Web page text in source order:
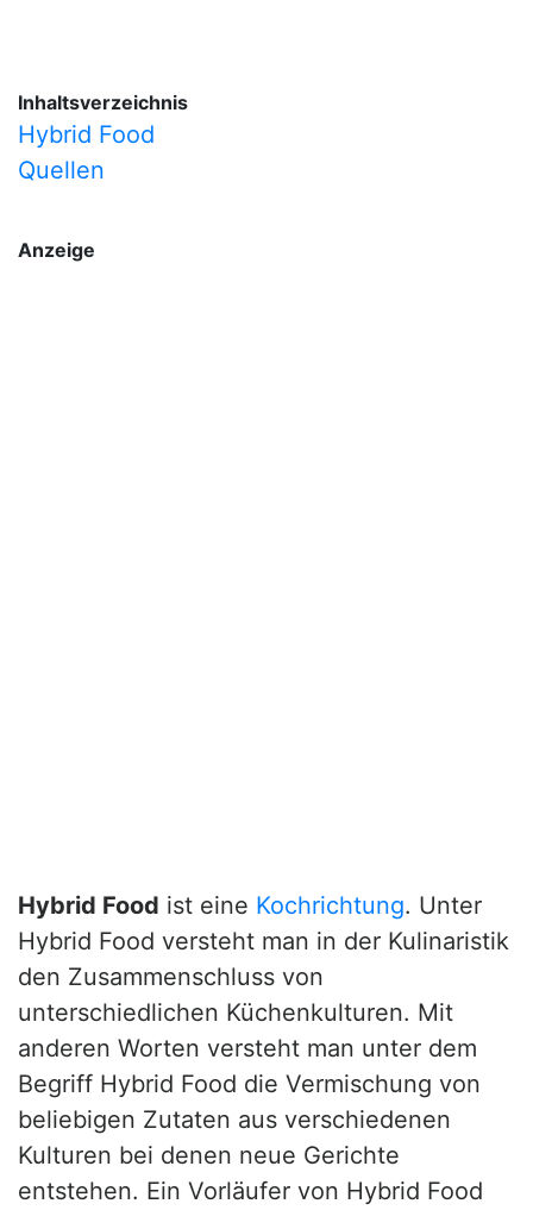
Inhaltsverzeichnis
Hybrid Food
Quellen
Anzeige
Hybrid Food ist eine Kochrichtung. Unter
Hybrid Food versteht man in der Kulinaristik
den Zusammenschluss von
unterschiedlichen Küchenkulturen. Mit
anderen Worten versteht man unter dem
Begriff Hybrid Food die Vermischung von
beliebigen Zutaten aus verschiedenen
Kulturen bei denen neue Gerichte
entstehen. Ein Vorläufer von Hybrid Food